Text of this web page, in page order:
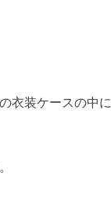
衣装ケースの中に